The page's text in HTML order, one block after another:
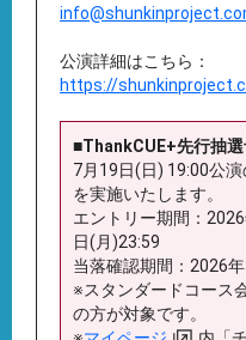
公演詳細はこちら：
https://
■ThankCUE+先行抽
7月19日(日) 19:00公
を実施いたします。
エントリー期間：
日(月)23:59
当落確認期間：2026
※スタンダードコース
の方が対象です。